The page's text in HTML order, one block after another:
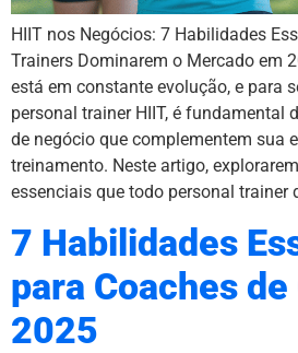
HIIT nos Negócios: 7 Habilidades
Trainers Dominarem o Mercado em
está em constante evolução, e para
personal trainer HIIT, é fundamental
de negócio que complementem sua
treinamento. Neste artigo,
essenciais que todo personal trainer
7 Habilidades
para Coaches
2025